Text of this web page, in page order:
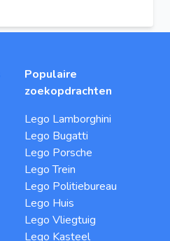
Populaire
zoekopdrachten
Lego Lamborghini
Lego Bugatti
Lego Porsche
Lego Trein
Lego Politiebureau
Lego Huis
Lego Vliegtuig
Lego Kasteel